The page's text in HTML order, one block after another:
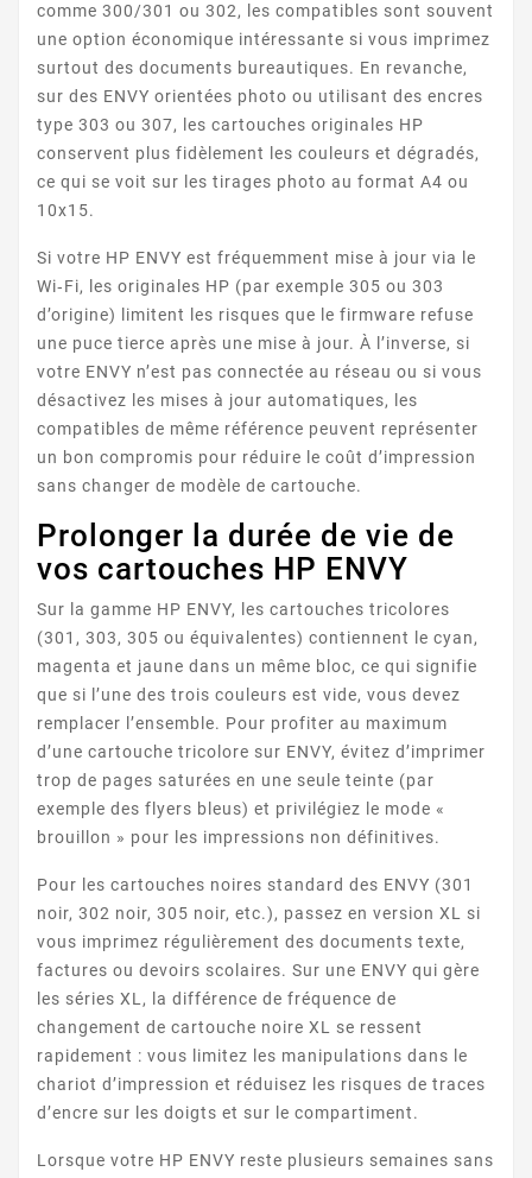
ENVY 5544
ENVY 5545
ENVY 5546
ENVY 5547
ENVY 5548
comme 300/301 ou 302, les compatibles sont souvent
une option économique intéressante si vous imprimez
surtout des documents bureautiques. En revanche,
sur des ENVY orientées photo ou utilisant des encres
type 303 ou 307, les cartouches originales HP
conservent plus fidèlement les couleurs et dégradés,
ce qui se voit sur les tirages photo au format A4 ou
10x15.
Si votre HP ENVY est fréquemment mise à jour via le
Wi‑Fi, les originales HP (par exemple 305 ou 303
d’origine) limitent les risques que le firmware refuse
une puce tierce après une mise à jour. À l’inverse, si
votre ENVY n’est pas connectée au réseau ou si vous
désactivez les mises à jour automatiques, les
compatibles de même référence peuvent représenter
un bon compromis pour réduire le coût d’impression
sans changer de modèle de cartouche.
Prolonger la durée de vie de
vos cartouches HP ENVY
Sur la gamme HP ENVY, les cartouches tricolores
(301, 303, 305 ou équivalentes) contiennent le cyan,
magenta et jaune dans un même bloc, ce qui signifie
que si l’une des trois couleurs est vide, vous devez
remplacer l’ensemble. Pour profiter au maximum
d’une cartouche tricolore sur ENVY, évitez d’imprimer
trop de pages saturées en une seule teinte (par
exemple des flyers bleus) et privilégiez le mode «
brouillon » pour les impressions non définitives.
Pour les cartouches noires standard des ENVY (301
noir, 302 noir, 305 noir, etc.), passez en version XL si
vous imprimez régulièrement des documents texte,
factures ou devoirs scolaires. Sur une ENVY qui gère
les séries XL, la différence de fréquence de
changement de cartouche noire XL se ressent
rapidement : vous limitez les manipulations dans le
chariot d’impression et réduisez les risques de traces
d’encre sur les doigts et sur le compartiment.
Lorsque votre HP ENVY reste plusieurs semaines sans